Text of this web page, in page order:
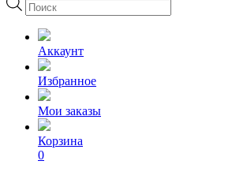
товаров
Аккаунт
Избранное
Мои заказы
Корзина
0